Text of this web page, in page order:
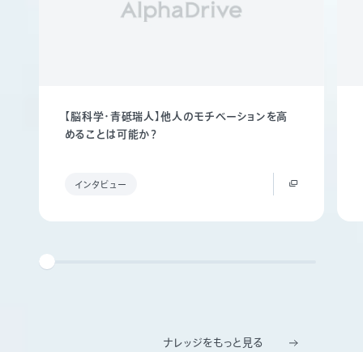
【脳科学・青砥瑞人】他人のモチベーションを高
めることは可能か？
インタビュー
ナレッジをもっと見る